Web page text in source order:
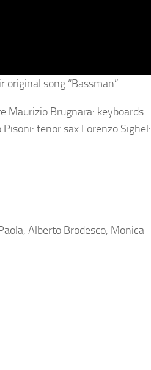
original song “Bassman”.
Maurizio Brugnara: keyboards
tenor sax Lorenzo Sighel:
Alberto Brodesco, Monica